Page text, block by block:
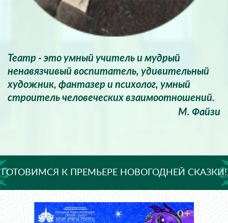
Театр - это умный учитель и мудрый
ненавязчивый воспитатель, удивительный
художник, фантазер и психолог, умный
строитель человеческих взаимоотношений.
М. Файзи
ГОТОВИМСЯ К ПРЕМЬЕРЕ НОВОГОДНЕЙ СКАЗКИ!